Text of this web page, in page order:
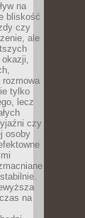
na
bliskość
czy
ale
okazji,
tylko
lecz
czy
osoby
na